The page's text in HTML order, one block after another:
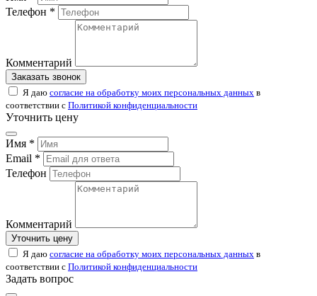
Телефон *
Комментарий
Заказать звонок
Я даю согласие на обработку моих персональных данных в
соответствии с Политикой конфиденциальности
Уточнить цену
Имя *
Email *
Телефон
Комментарий
Уточнить цену
Я даю согласие на обработку моих персональных данных в
соответствии с Политикой конфиденциальности
Задать вопрос